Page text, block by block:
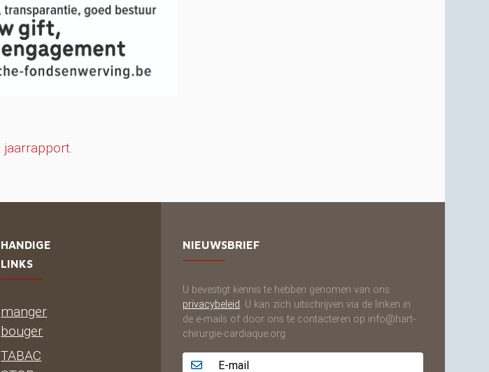
HANDIGE
LINKS
manger
bouger
TABAC
NIEUWSBRIEF
U bevestigt kennis te hebben genomen van ons
privacybeleid. U kan zich uitschrijven via de linken in
de e-mails of door ons te contacteren op info@hart-
chirurgie-cardiaque.org
Adresse email...